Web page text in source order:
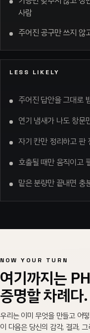
사람
주어진 공구만 쓰지 않
LESS LIKELY
주어진 답안을 그대로
연기 냄새가 나도 창문
자기 칸만 정리하고 판
호출될 때만 움직이고
맡은 분량만 끝내면 충
NOW YOUR TURN
여기까지는
증명할 차례다.
우리는 이미 무엇을 만들고 어
이 다음은 당신의 감각, 결과,